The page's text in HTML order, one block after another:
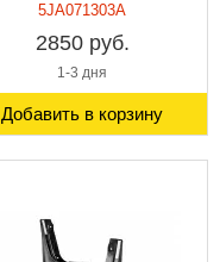
5JA071303A
2850 руб.
1-3 дня
Добавить в корзину